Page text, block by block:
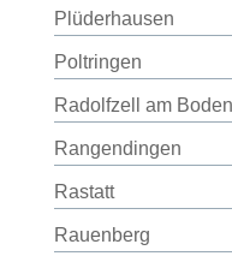
Plüderhausen
Poltringen
Radolfzell am
Rangendingen
Rastatt
Rauenberg